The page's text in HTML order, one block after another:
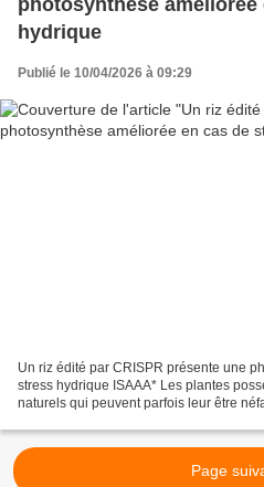
hydrique
Publié le 10/04/2026 à 09:29
Un riz édité par CRISPR présente une
stress hydrique ISAAA* Les plantes
naturels qui peuvent parfois leur être
Page